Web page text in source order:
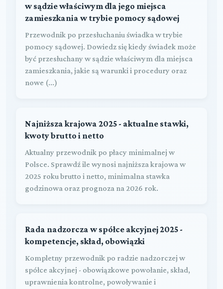
w sądzie właściwym dla jego miejsca
zamieszkania w trybie pomocy sądowej
Przewodnik po przesłuchaniu świadka w trybie
pomocy sądowej. Dowiedz się kiedy świadek może
być przesłuchany w sądzie właściwym dla miejsca
zamieszkania, jakie są warunki i procedury oraz
nowe (...)
Najniższa krajowa 2025 - aktualne stawki,
kwoty brutto i netto
Aktualny przewodnik po płacy minimalnej w
Polsce. Sprawdź ile wynosi najniższa krajowa w
2025 roku brutto i netto, minimalna stawka
godzinowa oraz prognoza na 2026 rok.
Rada nadzorcza w spółce akcyjnej 2025 -
kompetencje, skład, obowiązki
Kompletny przewodnik po radzie nadzorczej w
spółce akcyjnej - obowiązkowe powołanie, skład,
uprawnienia kontrolne, powoływanie i